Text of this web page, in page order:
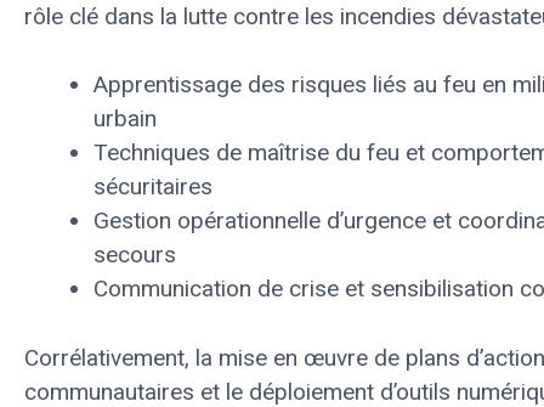
rôle clé dans la lutte contre les incendies
Apprentissage des risques liés au feu en
urbain
Techniques de maîtrise du feu et
sécuritaires
Gestion opérationnelle d’urgence et
secours
Communication de crise et sensibilisation
Corrélativement, la mise en œuvre de plans
communautaires et le déploiement d’outils